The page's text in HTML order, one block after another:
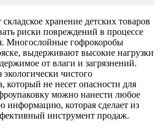
хранение детских товаров
риски повреждений в процессе
Многослойные гофрокоробы
выдерживают высокие нагрузки
от влаги и загрязнений.
экологически чистого
который не несет опасности для
можно нанести любое
информацию, которая сделает из
инструмент продаж.